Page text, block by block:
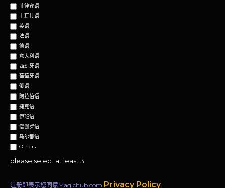
菲律宾语
土耳其语
英语
法语
德语
意大利语
西班牙语
葡萄牙语
俄语
阿拉伯语
捷克语
伊班语
僧伽罗语
乌尔都语
Others
please select at least 3
注册即表示您同意Magichub.com Privacy Policy.